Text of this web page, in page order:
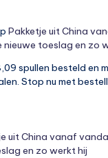
Pakketje uit China
nieuwe toeslag en zo
spullen besteld en
Stop nu met
uit China vanaf
en zo werkt hij